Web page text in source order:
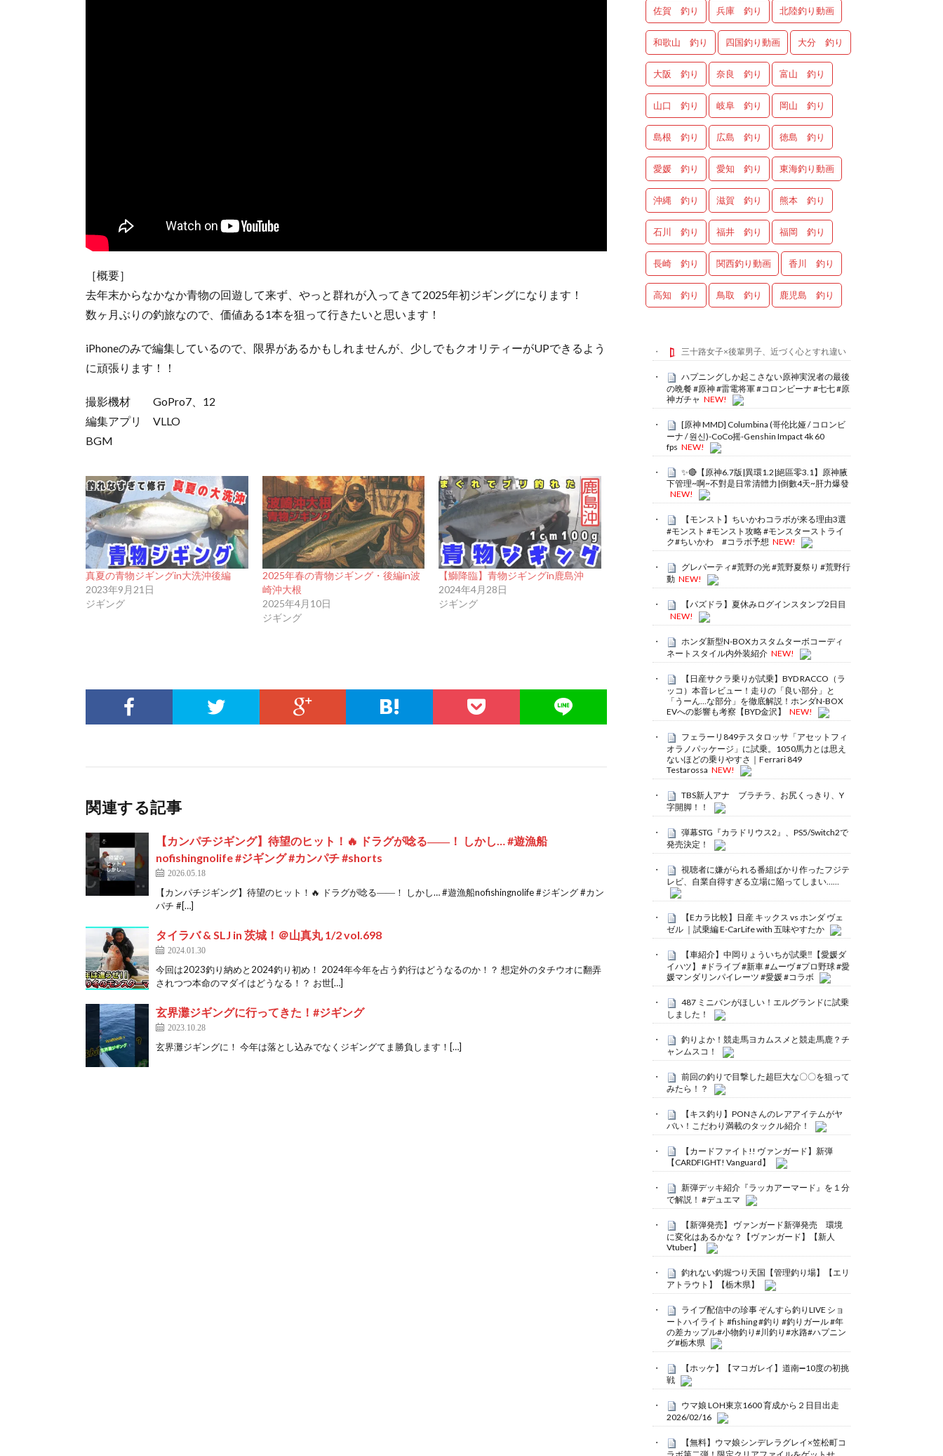
［概要］
去年末からなかなか青物の回遊して来ず、やっと群れが入ってきて2025年初ジギングになります！
数ヶ月ぶりの釣旅なので、価値ある1本を狙って行きたいと思います！
iPhoneのみで編集しているので、限界があるかもしれませんが、少しでもクオリティーがUPできるよう
に頑張ります！！
撮影機材 GoPro7、12
編集アプリ VLLO
BGM
真夏の青物ジギングin大洗沖後編
2023年9月21日
ジギング
2025年春の青物ジギング・後編in波
崎沖大根
2025年4月10日
ジギング
【鰤降臨】青物ジギングin鹿島沖
2024年4月28日
ジギング
関連する記事
【カンパチジギング】待望のヒット！🔥 ドラグが唸る――！ しかし… #遊漁船
nofishingnolife #ジギング #カンパチ #shorts
2026.05.18
【カンパチジギング】待望のヒット！🔥 ドラグが唸る――！ しかし… #遊漁船nofishingnolife #ジギング #カン
パチ #[…]
タイラバ & SLJ in 茨城！＠山真丸 1/2 vol.698
2024.01.30
今回は2023釣り納めと2024釣り初め！ 2024年今年を占う釣行はどうなるのか！？ 想定外のタチウオに翻弄
されつつ本命のマダイはどうなる！？ お世[…]
玄界灘ジギングに行ってきた！#ジギング
2023.10.28
玄界灘ジギングに！ 今年は落とし込みでなくジギングてま勝負します！[…]
佐賀 釣り 兵庫 釣り 北陸釣り動画
和歌山 釣り 四国釣り動画 大分 釣り
大阪 釣り 奈良 釣り 富山 釣り
山口 釣り 岐阜 釣り 岡山 釣り
島根 釣り 広島 釣り 徳島 釣り
愛媛 釣り 愛知 釣り 東海釣り動画
沖縄 釣り 滋賀 釣り 熊本 釣り
石川 釣り 福井 釣り 福岡 釣り
長崎 釣り 関西釣り動画 香川 釣り
高知 釣り 鳥取 釣り 鹿児島 釣り
三十路女子×後輩男子、近づく心とすれ違い
ハプニングしか起こさない原神実況者の最後
の晩餐 #原神 #雷電将軍 #コロンビーナ #七七 #原
神ガチャ NEW!
[原神 MMD] Columbina (哥伦比娅 / コロンビ
ーナ / 원신)-CoCo摇-Genshin Impact 4k 60
fps NEW!
✨🔴【原神6.7版|異環1.2|絕區零3.1】原神腋
下管理~啊~不對是日常清體力|倒數4天~肝力爆發
NEW!
【モンスト】ちいかわコラボが来る理由3選
#モンスト #モンスト攻略 #モンスターストライ
ク#ちいかわ #コラボ予想 NEW!
グレパーティ#荒野の光 #荒野夏祭り #荒野行
動 NEW!
【パズドラ】夏休みログインスタンプ2日目
NEW!
ホンダ新型N-BOXカスタムターボコーディ
ネートスタイル内外装紹介 NEW!
【日産サクラ乗りが試乗】BYD RACCO（ラ
ッコ）本音レビュー！走りの「良い部分」と
「うーん…な部分」を徹底解説！ホンダN-BOX
EVへの影響も考察【BYD金沢】
NEW!
フェラーリ849テスタロッサ「アセットフィ
オラノパッケージ」に試乗。1050馬力とは思え
ないほどの乗りやすさ｜Ferrari 849
Testarossa NEW!
TBS新人アナ ブラチラ、お尻くっきり、Y
字開脚！！
弾幕STG『カラドリウス2』、PS5/Switch2で
発売決定！
視聴者に嫌がられる番組ばかり作ったフジテ
レビ、自業自得すぎる立場に陥ってしまい……
【Eカラ比較】日産 キックス vs ホンダ ヴェ
ゼル ｜試乗編 E-CarLife with 五味やすたか
【車紹介】中岡りょういちが試乗‼️【愛媛ダ
イハツ】 #ドライブ #新車 #ムーヴ #プロ野球 #愛
媛マンダリンパイレーツ #愛媛 #コラボ
487 ミニバンがほしい！エルグランドに試乗
しました！
釣りよか！競走馬ヨカムスメと競走馬鹿？チ
ャンムスコ！
前回の釣りで目撃した超巨大な〇〇を狙って
みたら！？
【キス釣り】PONさんのレアアイテムがヤ
バい！こだわり満載のタックル紹介！
【カードファイト!! ヴァンガード】新弾
【CARDFIGHT! Vanguard】
新弾デッキ紹介『ラッカアーマード』を１分
で解説！ #デュエマ
【新弾発売】 ヴァンガード新弾発売 環境
に変化はあるかな？【ヴァンガード】【新人
Vtuber】
釣れない釣堀つり天国【管理釣り場】【エリ
アトラウト】【栃木県】
ライブ配信中の珍事 ぞんすら釣りLIVE ショ
ートハイライト #fishing #釣り #釣りガール #年
の差カップル#小物釣り#川釣り#水路#ハプニン
グ#栃木県
【ホッケ】【マコガレイ】道南➖10度の初挑
戦
ウマ娘 LOH東京1600 育成から２日目出走
2026/02/16
【無料】ウマ娘シンデレラグレイ×笠松町コ